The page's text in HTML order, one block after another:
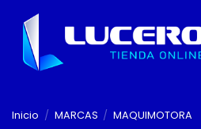
contenido
Inicio / MARCAS / MAQUIMOTORA